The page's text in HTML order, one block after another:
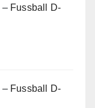
– Fussball D-
– Fussball D-